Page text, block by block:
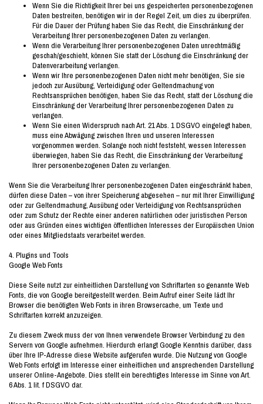
Wenn Sie die Richtigkeit Ihrer bei uns gespeicherten personenbezogenen
Daten bestreiten, benötigen wir in der Regel Zeit, um dies zu überprüfen.
Für die Dauer der Prüfung haben Sie das Recht, die Einschränkung der
Verarbeitung Ihrer personenbezogenen Daten zu verlangen.
Wenn die Verarbeitung Ihrer personenbezogenen Daten unrechtmäßig
geschah/geschieht, können Sie statt der Löschung die Einschränkung der
Datenverarbeitung verlangen.
Wenn wir Ihre personenbezogenen Daten nicht mehr benötigen, Sie sie
jedoch zur Ausübung, Verteidigung oder Geltendmachung von
Rechtsansprüchen benötigen, haben Sie das Recht, statt der Löschung die
Einschränkung der Verarbeitung Ihrer personenbezogenen Daten zu
verlangen.
Wenn Sie einen Widerspruch nach Art. 21 Abs. 1 DSGVO eingelegt haben,
muss eine Abwägung zwischen Ihren und unseren Interessen
vorgenommen werden. Solange noch nicht feststeht, wessen Interessen
überwiegen, haben Sie das Recht, die Einschränkung der Verarbeitung
Ihrer personenbezogenen Daten zu verlangen.
Wenn Sie die Verarbeitung Ihrer personenbezogenen Daten eingeschränkt haben,
dürfen diese Daten – von ihrer Speicherung abgesehen – nur mit Ihrer Einwilligung
oder zur Geltendmachung, Ausübung oder Verteidigung von Rechtsansprüchen
oder zum Schutz der Rechte einer anderen natürlichen oder juristischen Person
oder aus Gründen eines wichtigen öffentlichen Interesses der Europäischen Union
oder eines Mitgliedstaats verarbeitet werden.
4. Plugins und Tools
Google Web Fonts
Diese Seite nutzt zur einheitlichen Darstellung von Schriftarten so genannte Web
Fonts, die von Google bereitgestellt werden. Beim Aufruf einer Seite lädt Ihr
Browser die benötigten Web Fonts in ihren Browsercache, um Texte und
Schriftarten korrekt anzuzeigen.
Zu diesem Zweck muss der von Ihnen verwendete Browser Verbindung zu den
Servern von Google aufnehmen. Hierdurch erlangt Google Kenntnis darüber, dass
über Ihre IP-Adresse diese Website aufgerufen wurde. Die Nutzung von Google
Web Fonts erfolgt im Interesse einer einheitlichen und ansprechenden Darstellung
unserer Online-Angebote. Dies stellt ein berechtigtes Interesse im Sinne von Art.
6 Abs. 1 lit. f DSGVO dar.